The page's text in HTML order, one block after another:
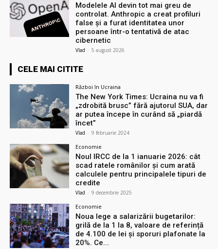
Modelele AI devin tot mai greu de
controlat. Anthropic a creat profiluri
false și a furat identitatea unor
persoane într-o tentativă de atac
cibernetic
Vlad - 5 august 2026
CELE MAI CITITE
Război în Ucraina
The New York Times: Ucraina nu va fi
„zdrobită brusc” fără ajutorul SUA, dar
ar putea începe în curând să „piardă
încet”
Vlad - 9 februarie 2024
Economie
Noul IRCC de la 1 ianuarie 2026: cât
scad ratele românilor și cum arată
calculele pentru principalele tipuri de
credite
Vlad - 9 decembrie 2025
Economie
Noua lege a salarizării bugetarilor:
grilă de la 1 la 8, valoare de referință
de 4.100 de lei și sporuri plafonate la
20%. Ce...